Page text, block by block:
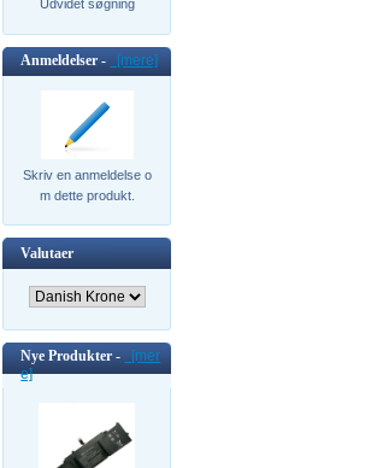
Udvidet søgning
Anmeldelser - [mere]
Skriv en anmeldelse o
m dette produkt.
Valutaer
Nye Produkter -
[mer
e]